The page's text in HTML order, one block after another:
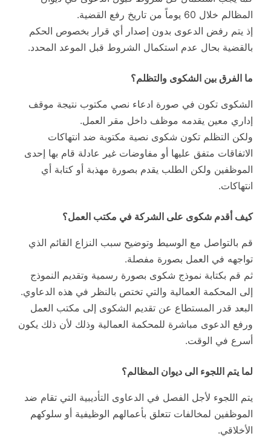
المظالم خلال 60 يوماً من تاريخ رفع القضية.
إذ يتم رفض الدعوى بدون إصدار أي قرار بخصوص الحكم
بالقضية بحال عدم استكمال الشروط قبل الموعد المحدد.
ما الفرق بين الشكوى والتظلم؟
الشكوى تكون في صورة ادعاء نصي مكتوب نتيجة موقف
إداري معين يقدمه موظف داخل مقر العمل.
ولكن التظلم تكون شكوى نصية مكتوبة ضد انتهاكات
الاتفاقات متفق عليها أو مفاوضات غير عادلة قام بها إحدى
الموظفين ولكن الطلب يقدم بصورة مهذبة أو كتابة أي
انتهاكات.
كيف أقدم شكوى على الشركة في مكتب العمل؟
قم بالتواصل مع الوسيط وتوضيح سبب النزاع القائم الذي
تواجهه في العمل بصورة مفصلة.
ثم قم بكتابة نموذج شكوى بصورة رسمية وتقديم النموذج
إلى المحكمة العمالية والتي تختص بالنظر في هذه الدعاوي.
البعد قدر المستطاع عن تقديم الشكوى إلى مكتب العمل
ورفع الدعوى مباشرة للمحكمة العمالية وذلك لأن ذلك يكون
أسرع في الوقت.
لما يتم اللجوء الى ديوان المظالم؟
يتم اللجوء لأجل الفصل في الدعاوى التأديبية التي تقام ضد
الموظفين لمخالفات تتعلق بأعمالهم الوظيفية أو سلوكهم
الأخلاقي.